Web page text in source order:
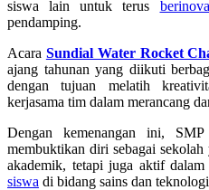
siswa lain untuk terus
pendamping.
Acara Sundial Water Rocket
ajang tahunan yang diikuti
dengan tujuan melatih
kerjasama tim dalam merancang
Dengan kemenangan ini,
membuktikan diri sebagai
akademik, tetapi juga aktif dalam
siswa di bidang sains dan